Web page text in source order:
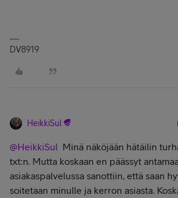
DV8919
HeikkiSul
@HeikkiSul Minä näköjään hätäilin
txt:n. Mutta koskaan en päässyt
asiakaspalvelussa sanottiin, että saan
soitetaan minulle ja kerron asiasta.